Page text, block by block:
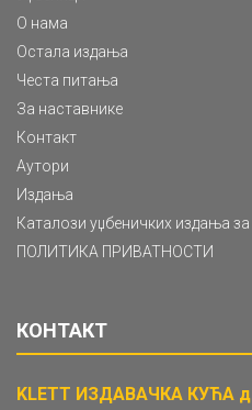
О нама
Остала издања
Честа питања
За наставнике
Контакт
Аутори
Издања
Каталози уџбеничких издања
ПОЛИТИКА ПРИВАТНОСТИ
КОНТАКТ
KLETT ИЗДАВАЧКА КУЋА